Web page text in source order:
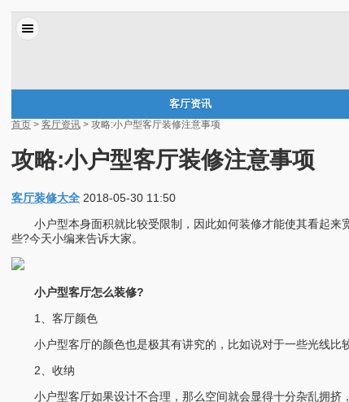
客厅资讯
首页 > 客厅资讯 > 攻略:小户型客厅装修注意事项
攻略:小户型客厅装修注意事项
客厅装修大全 2018-05-30 11:50
小户型本身面积就比较受限制，因此如何装修才能使其看起来
些?今天小编来告诉大家。
小户型客厅怎么装修?
1、客厅颜色
小户型客厅的颜色也是极其有讲究的，比如说对于一些光线比
2、收纳
小户型客厅如果设计不合理，那么空间就会显得十分杂乱拥挤